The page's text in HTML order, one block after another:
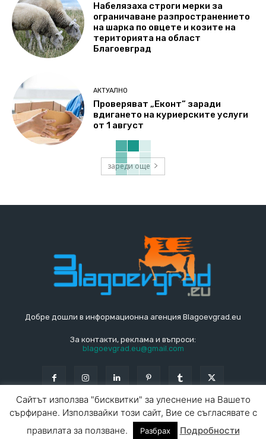
Набелязаха строги мерки за
ограничаване разпространението
на шарка по овцете и козите на
територията на област
Благоевград
АКТУАЛНО
Проверяват „Еконт“ заради
вдигането на куриерските услуги
от 1 август
зареди още
Добре дошли в информационна агенция Blagoevgrad.eu
За контакти, реклама и въпроси:
blagoevgrad.eu@gmail.com
© Blagoevgrad.EU 2010 - 2026 Общи условия |
Сайтът използва "бисквитки" за улеснение на Вашето
сърфиране. Използвайки този сайт, Вие се съгласявате с
правилата за ползване.
Разбрах Подробности